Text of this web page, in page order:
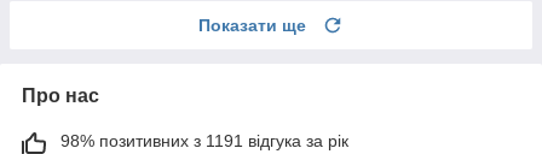
Показати ще
Про нас
98% позитивних з 1191 відгука за рік